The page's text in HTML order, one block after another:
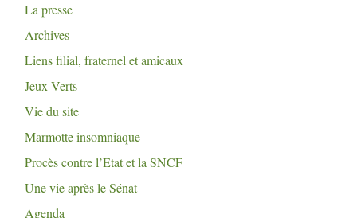
La presse
Archives
Liens filial, fraternel et amicaux
Jeux Verts
Vie du site
Marmotte insomniaque
Procès contre l’Etat et la SNCF
Une vie après le Sénat
Agenda